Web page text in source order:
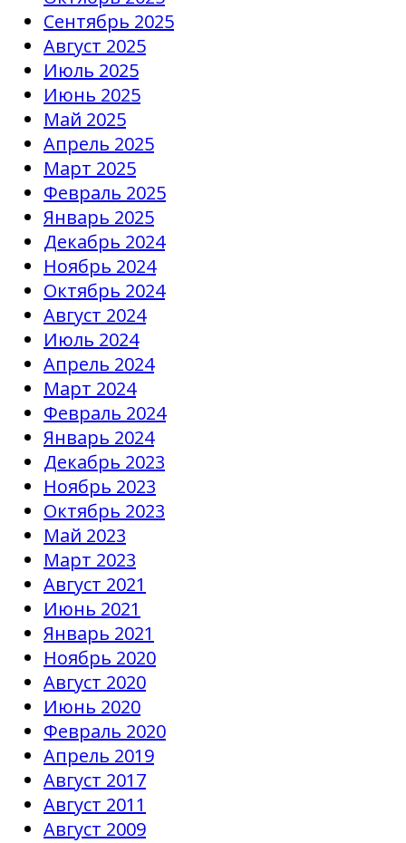
Сентябрь 2025
Август 2025
Июль 2025
Июнь 2025
Май 2025
Апрель 2025
Март 2025
Февраль 2025
Январь 2025
Декабрь 2024
Ноябрь 2024
Октябрь 2024
Август 2024
Июль 2024
Апрель 2024
Март 2024
Февраль 2024
Январь 2024
Декабрь 2023
Ноябрь 2023
Октябрь 2023
Май 2023
Март 2023
Август 2021
Июнь 2021
Январь 2021
Ноябрь 2020
Август 2020
Июнь 2020
Февраль 2020
Апрель 2019
Август 2017
Август 2011
Август 2009